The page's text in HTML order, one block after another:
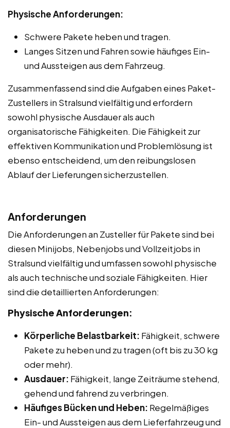
Physische Anforderungen:
Schwere Pakete heben und tragen.
Langes Sitzen und Fahren sowie häufiges Ein-
und Aussteigen aus dem Fahrzeug.
Zusammenfassend sind die Aufgaben eines Paket-
Zustellers in Stralsund vielfältig und erfordern
sowohl physische Ausdauer als auch
organisatorische Fähigkeiten. Die Fähigkeit zur
effektiven Kommunikation und Problemlösung ist
ebenso entscheidend, um den reibungslosen
Ablauf der Lieferungen sicherzustellen.
Anforderungen
Die Anforderungen an Zusteller für Pakete sind bei
diesen Minijobs, Nebenjobs und Vollzeitjobs in
Stralsund vielfältig und umfassen sowohl physische
als auch technische und soziale Fähigkeiten. Hier
sind die detaillierten Anforderungen:
Physische Anforderungen:
Körperliche Belastbarkeit: Fähigkeit, schwere
Pakete zu heben und zu tragen (oft bis zu 30 kg
oder mehr).
Ausdauer: Fähigkeit, lange Zeiträume stehend,
gehend und fahrend zu verbringen.
Häufiges Bücken und Heben: Regelmäßiges
Ein- und Aussteigen aus dem Lieferfahrzeug und